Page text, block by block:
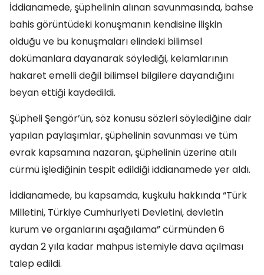
İddianamede, şüphelinin alınan savunmasında, bahse
bahis görüntüdeki konuşmanın kendisine ilişkin
olduğu ve bu konuşmaları elindeki bilimsel
dokümanlara dayanarak söylediği, kelamlarının
hakaret emelli değil bilimsel bilgilere dayandığını
beyan ettiği kaydedildi.
Şüpheli Şengör’ün, söz konusu sözleri söylediğine dair
yapılan paylaşımlar, şüphelinin savunması ve tüm
evrak kapsamına nazaran, şüphelinin üzerine atılı
cürmü işlediğinin tespit edildiği iddianamede yer aldı.
İddianamede, bu kapsamda, kuşkulu hakkında “Türk
Milletini, Türkiye Cumhuriyeti Devletini, devletin
kurum ve organlarını aşağılama” cürmünden 6
aydan 2 yıla kadar mahpus istemiyle dava açılması
talep edildi.